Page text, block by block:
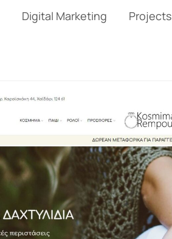
Digital Marketing Projects